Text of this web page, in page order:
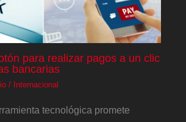
para realizar pagos a un clic
bancarias
/ Internacional
tecnológica promete